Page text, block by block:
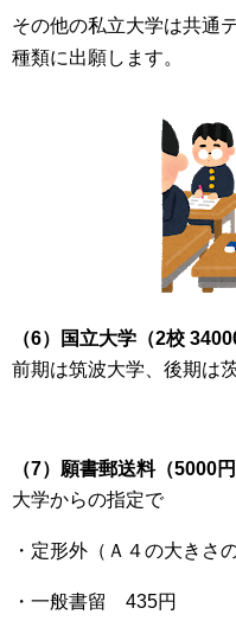
その他の私立大学は共通
種類に出願します。
（6）国立大学（2校
前期は筑波大学、後期は
（7）願書郵送料（5000円
大学からの指定で
・定形外（Ａ４の大き
・一般書留 435円